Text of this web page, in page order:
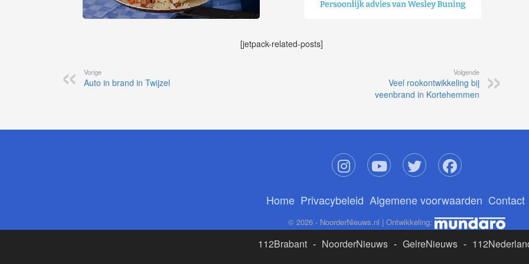
[jetpack-related-posts]
Vorige
Auto in brand in Twijzel
Volgende
Veel rookontwikkeling bij
veenbrand in Kortehemmen
Home Privacybeleid Algemene voorwaarden Contact
© 2026 - NoorderNieuws.nl | Ontwikkeling:
112Brabant - NoorderNieuws - GelreNieuws -